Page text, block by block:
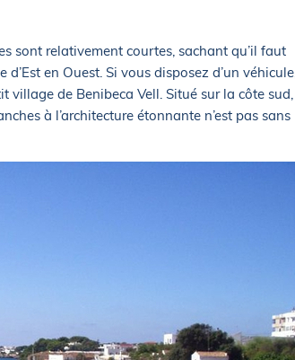
sont relativement courtes, sachant qu’il faut
en Ouest. Si vous disposez d’un véhicule,
de Benibeca Vell. Situé sur la côte sud,
à l’architecture étonnante n’est pas sans